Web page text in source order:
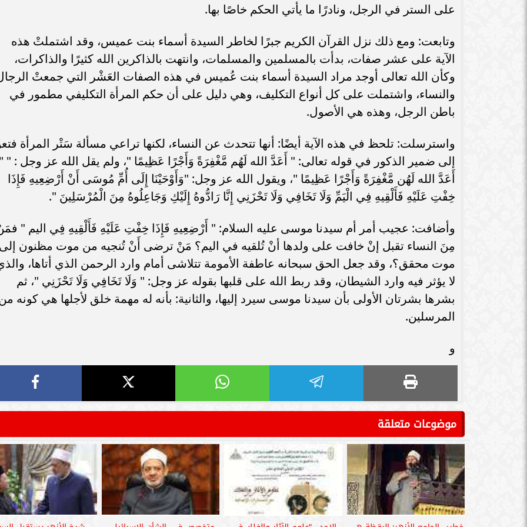
على الستر في الرجل، ونادرًا ما يأتي الحكم خاصًا بها.
وتابعت: ومع ذلك نزل القرآن الكريم جبرًا لخاطر السيدة أسماء بنت عميس، وقد اشتملتْ هذه
الآية على عشر صفات، بدأت بالمسلمين والمسلمات، وانتهت بالذاكرين الله كثيرًا والذاكرات،
وكأن الله تعالى أوجد مراد السيدة أسماء بنت عُميس في هذه الصفات العَشْر التي جمعتْ
والنساء، واشتملت على كل أنواع التكليف، وهي دليل على أن حكم المرأة التكليفي مطمور في
باطن الرجل، وهذه هي الأصول.
واسترسلت: تلحظ في هذه الآية أيضًا: أنها تتحدث عن النساء، لكنها تراعي مسألة سَتْر المرأة
إلى ضمير الذكور في قوله تعالى: " أَعَدَّ الله لَهُم مَّغْفِرَةً وَأَجْرًا عَظِيمًا "، ولم يقل الله عز وجل : "
أَعَدَّ الله لَهُن مَّغْفِرَةً وَأَجْرًا عَظِيمًا "، ويقول الله عز وجل: "وَأَوْحَيْنَا إِلَى أُمِّ مُوسَى أَنْ أَرْضِعِيهِ فَإِذَا
خِفْتِ عَلَيْهِ فَأَلْقِيهِ فِي الْيَمِّ وَلَا تَخَافِي وَلَا تَحْزَنِي إِنَّا رَادُّوهُ إِلَيْكِ وَجَاعِلُوهُ مِنَ الْمُرْسَلِينَ ".
وأضافت: عجيب أمر أم سيدنا موسى عليه السلام: " أَرْضِعِيهِ فَإِذَا خِفْتِ عَلَيْهِ فَأَلْقِيهِ فِي اليم "
مِنَ النساء تقبل إنْ خافت على ولدها أنْ تُلقيه في اليم؟ مَنْ ترضى أَنْ تُنجيه من موت مظنون
موت محقق؟، وقد جعل الحق سبحانه عاطفة الأمومة تتلاشى أمام وارد الرحمن الذي أتاها،
لا يؤثر فيه وارد الشيطان، وقد ربط الله على قلبها بقوله عز وجل: " وَلَا تَخَافِي وَلَا تَحْزَنِي "، ثم
بشرها بشرتان الأولى بأن سيدنا موسى سيرد إليها، والثانية: بأنه له مهمة خلق لأجلها هي كونه
المرسلين.
و
موضوعات متعلقة